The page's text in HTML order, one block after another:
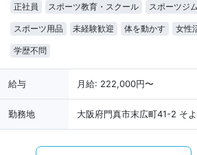
正社員 スポーツ教育・スクール スポーツジ
スポーツ用品 未経験歓迎 体を動かす 女性
学歴不問
給与 月給: 222,000円〜
勤務地 大阪府門真市末広町41-2 そ